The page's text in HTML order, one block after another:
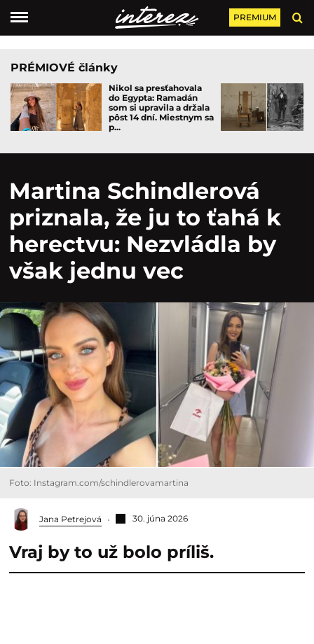
PREMIUM
PRÉMIOVÉ články
Nikol sa presťahovala
do Egypta: Ramadán
som si upravila a držala
pôst 14 dní. Miestnym sa
p...
Martina Schindlerová
priznala, že ju to ťahá k
herectvu: Nezvládla by
však jednu vec
Foto: Instagram.com/schindlerovamartina
Jana Petrejová 30. júna 2026
Vraj by to už bolo príliš.